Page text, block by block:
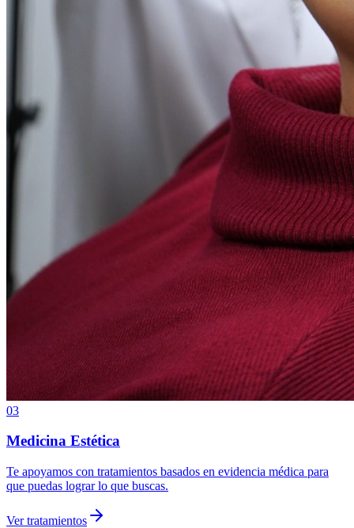
03
Medicina Estética
Te apoyamos con tratamientos basados en evidencia médica para
que puedas lograr lo que buscas.
Ver tratamientos